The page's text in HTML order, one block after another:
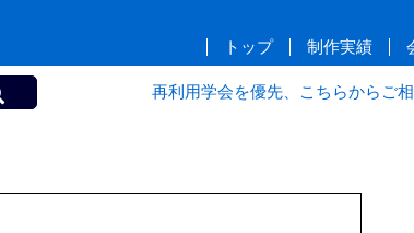
トップ 制作実績
再利用学会を優先、こちらからご相